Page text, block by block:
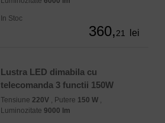
In Stoc
360,21 lei
Lustra LED dimabila cu
telecomanda 3 functii 150W
Tensiune 220V , Putere 150 W ,
Luminozitate 9000 lm